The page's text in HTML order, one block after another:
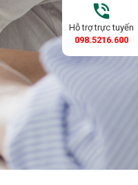
phone_in_talk
Hỗ trợ trực tuyến
098.5216.600